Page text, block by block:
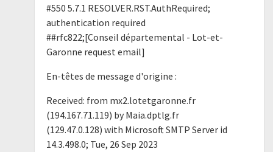
#550 5.7.1 RESOLVER.RST.AuthRequired;
authentication required
##rfc822;[Conseil départemental - Lot-et-
Garonne request email]
En-têtes de message d'origine :
Received: from mx2.lotetgaronne.fr
(194.167.71.119) by Maia.dptlg.fr
(129.47.0.128) with Microsoft SMTP Server id
14.3.498.0; Tue, 26 Sep 2023